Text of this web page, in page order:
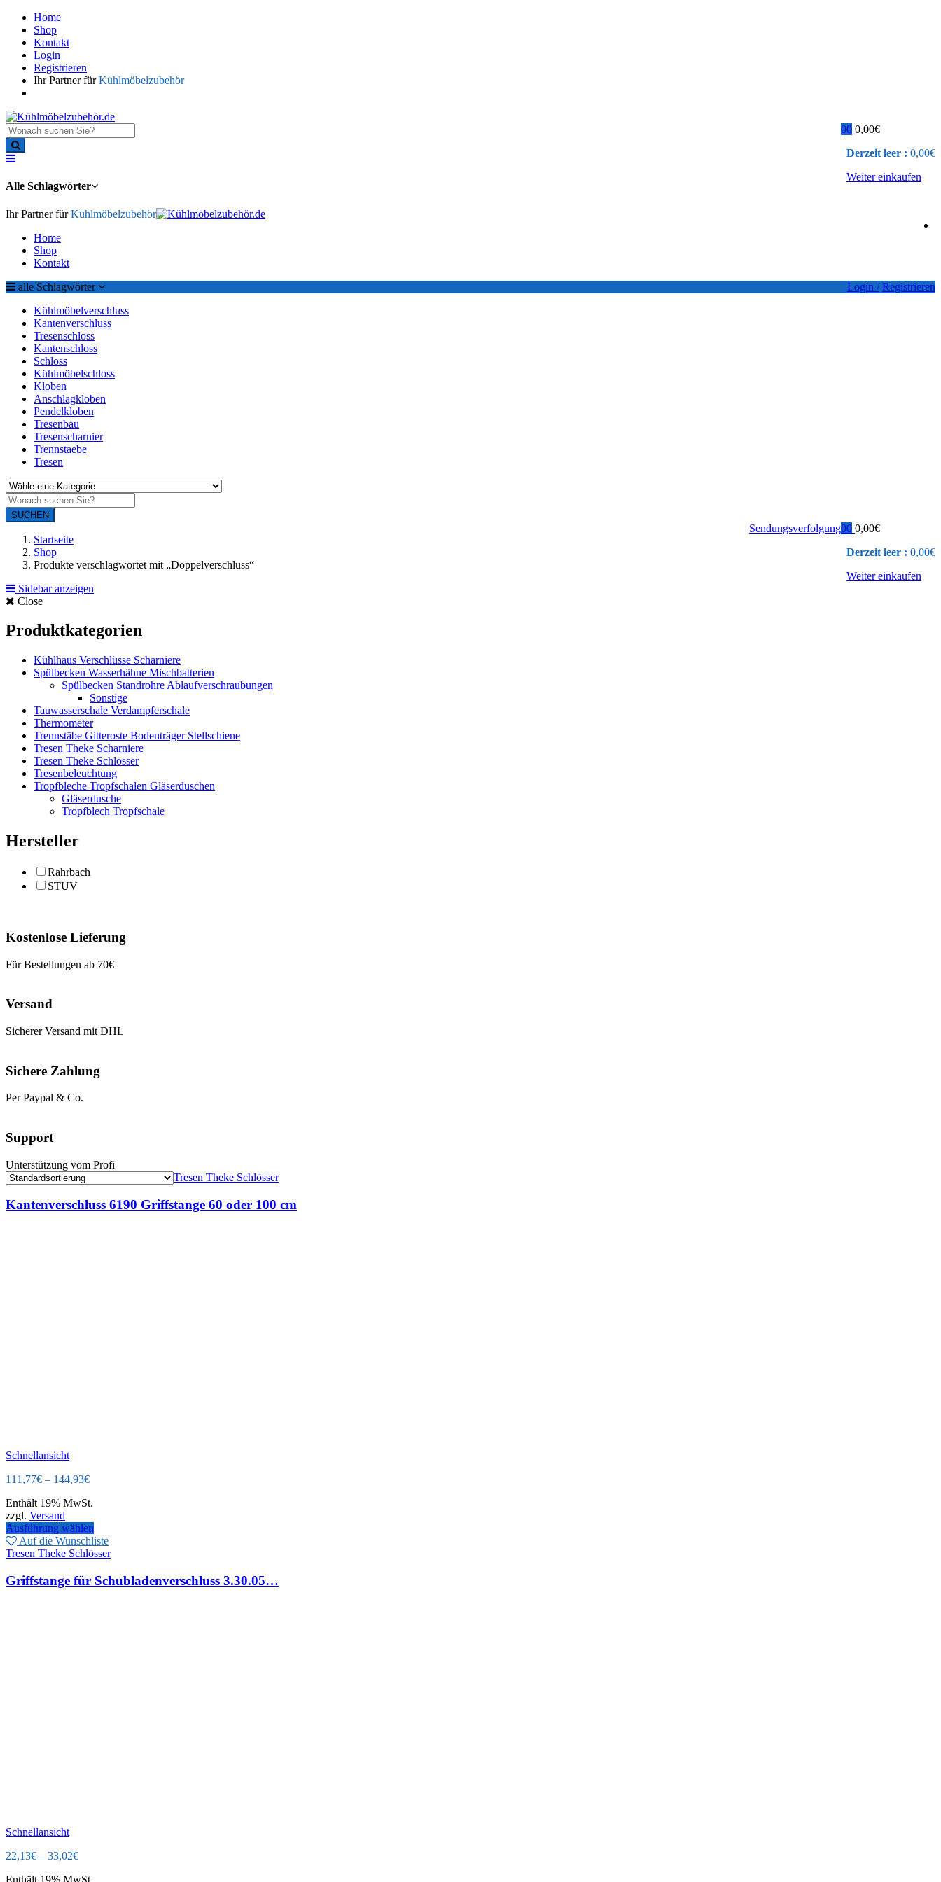
Home
Shop
Kontakt
Login
Registrieren
Ihr Partner fürKühlmöbelzubehör
0 0,00€
Derzeit leer : 0,00€
Weiter einkaufen
0
Alle Schlagwörter
Ihr Partner fürKühlmöbelzubehör
Home
Shop
Kontakt
Login / Registrieren
alle Schlagwörter
Kühlmöbelverschluss
Kantenverschluss
Tresenschloss
Kantenschloss
Schloss
Kühlmöbelschloss
Kloben
Anschlagkloben
Pendelkloben
Tresenbau
Tresenscharnier
Trennstaebe
Tresen
SUCHEN
0 0,00€
Derzeit leer : 0,00€
Weiter einkaufen
0
Sendungsverfolgung
Startseite
Shop
Produkte verschlagwortet mit „Doppelverschluss“
Sidebar anzeigen
Close
Produktkategorien
Kühlhaus Verschlüsse Scharniere
Spülbecken Wasserhähne Mischbatterien
Spülbecken Standrohre Ablaufverschraubungen
Sonstige
Tauwasserschale Verdampferschale
Thermometer
Trennstäbe Gitteroste Bodenträger Stellschiene
Tresen Theke Scharniere
Tresen Theke Schlösser
Tresenbeleuchtung
Tropfbleche Tropfschalen Gläserduschen
Gläserdusche
Tropfblech Tropfschale
Hersteller
Rahrbach
STUV
Kostenlose Lieferung
Für Bestellungen ab 70€
Versand
Sicherer Versand mit DHL
Sichere Zahlung
Per Paypal & Co.
Support
Unterstützung vom Profi
Tresen Theke Schlösser
Kantenverschluss 6190 Griffstange 60 oder 100 cm
Schnellansicht
111,77€ – 144,93€
Enthält 19% MwSt.
zzgl. Versand
Ausführung wählen
Auf die Wunschliste
Tresen Theke Schlösser
Griffstange für Schubladenverschluss 3.30.05…
Schnellansicht
22,13€ – 33,02€
Enthält 19% MwSt.